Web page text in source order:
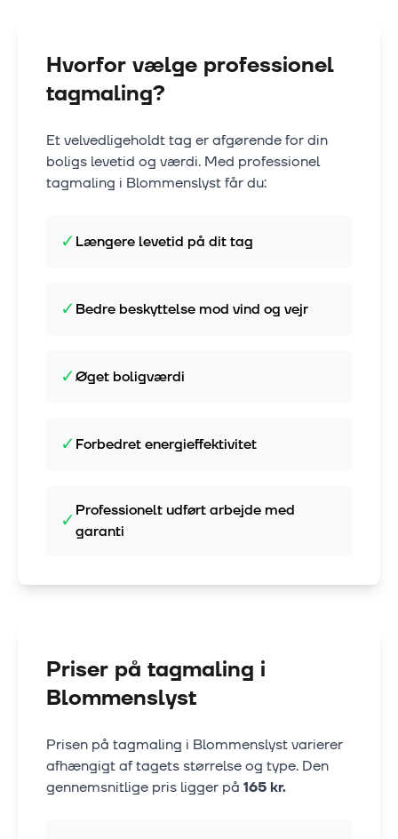
Hvorfor vælge professionel
tagmaling?
Et velvedligeholdt tag er afgørende for din
boligs levetid og værdi. Med professionel
tagmaling i Blommenslystfår du:
✓Længere levetid på dit tag
✓Bedre beskyttelse mod vind og vejr
✓Øget boligværdi
✓Forbedret energieffektivitet
✓Professionelt udført arbejde med
garanti
Priser på tagmaling i
Blommenslyst
Prisen på tagmaling i Blommenslystvarierer
afhængigt af tagets størrelse og type. Den
gennemsnitlige pris ligger på 165kr.